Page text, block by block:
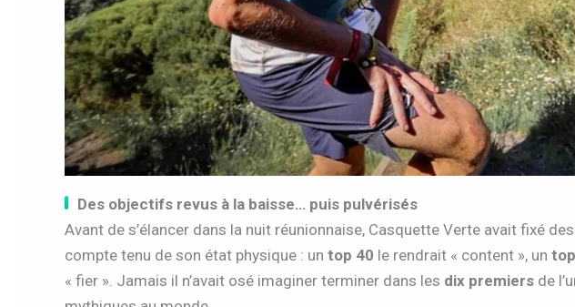
Des objectifs revus à la baisse… puis pulvérisés
Avant de s’élancer dans la nuit réunionnaise, Casquette Verte avait fixé
compte tenu de son état physique : un top 40 le rendrait « content », un
« fier ». Jamais il n’avait osé imaginer terminer dans les dix premiers de